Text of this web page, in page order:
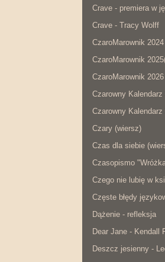
Crave - premiera w
Crave - Tracy Wolff
CzaroMarownik
CzaroMarownik
CzaroMarownik
Czarowny
Czarowny
Czary (wiersz)
Czas dla siebie
Czasopismo
Czego nie lubię w
Częste błędy
Dążenie - refleksja
Dear Jane - Kendall
Deszcz jesienny -